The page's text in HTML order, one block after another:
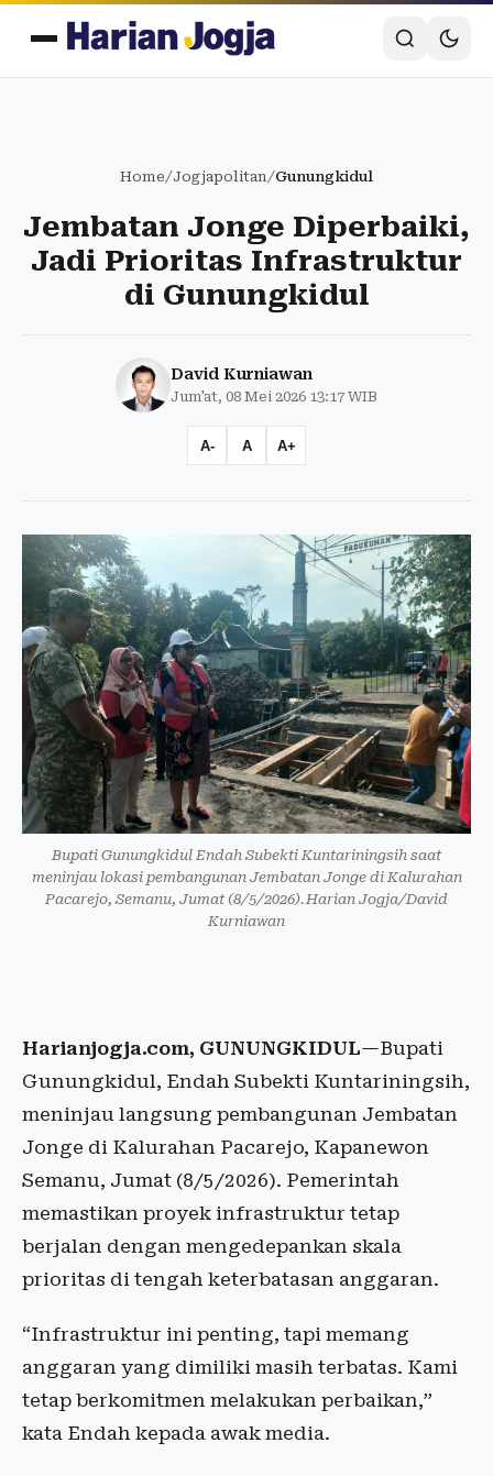
Home/Jogjapolitan/Gunungkidul
Jembatan Jonge Diperbaiki,
Jadi Prioritas Infrastruktur
di Gunungkidul
David Kurniawan
Jum'at, 08 Mei 2026 13:17 WIB
A- A A+
Bupati Gunungkidul Endah Subekti Kuntariningsih saat
meninjau lokasi pembangunan Jembatan Jonge di Kalurahan
Pacarejo, Semanu, Jumat (8/5/2026).Harian Jogja/David
Kurniawan
Harianjogja.com, GUNUNGKIDUL—Bupati
Gunungkidul, Endah Subekti Kuntariningsih,
meninjau langsung pembangunan Jembatan
Jonge di Kalurahan Pacarejo, Kapanewon
Semanu, Jumat (8/5/2026). Pemerintah
memastikan proyek infrastruktur tetap
berjalan dengan mengedepankan skala
prioritas di tengah keterbatasan anggaran.
“Infrastruktur ini penting, tapi memang
anggaran yang dimiliki masih terbatas. Kami
tetap berkomitmen melakukan perbaikan,”
kata Endah kepada awak media.